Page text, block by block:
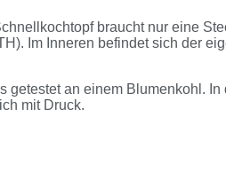
braucht nur eine
Im Inneren befindet sich der
an einem Blumenkohl. In
mit Druck.